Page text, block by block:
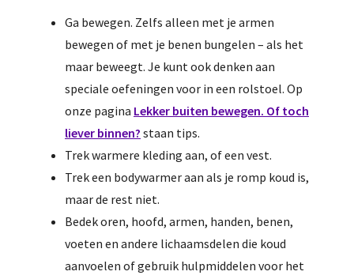
Ga bewegen. Zelfs alleen met je armen
bewegen of met je benen bungelen – als het
maar beweegt. Je kunt ook denken aan
speciale oefeningen voor in een rolstoel. Op
onze pagina Lekker buiten bewegen. Of toch
liever binnen? staan tips.
Trek warmere kleding aan, of een vest.
Trek een bodywarmer aan als je romp koud is,
maar de rest niet.
Bedek oren, hoofd, armen, handen, benen,
voeten en andere lichaamsdelen die koud
aanvoelen of gebruik hulpmiddelen voor het